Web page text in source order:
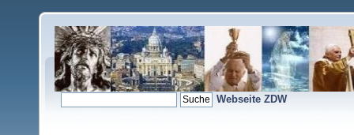
Webseite ZDW